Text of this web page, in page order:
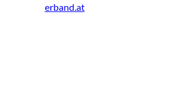
erband.at